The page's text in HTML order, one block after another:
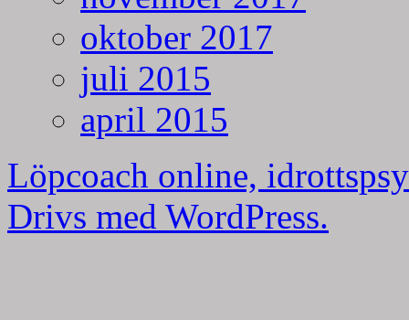
oktober 2017
juli 2015
april 2015
Löpcoach online,
Drivs med WordPress.